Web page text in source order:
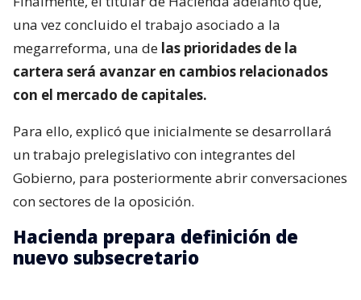
una vez concluido el trabajo asociado a la
megarreforma, una de las prioridades de la
cartera será avanzar en cambios relacionados
con el mercado de capitales.
Para ello, explicó que inicialmente se desarrollará
un trabajo prelegislativo con integrantes del
Gobierno, para posteriormente abrir conversaciones
con sectores de la oposición.
Hacienda prepara definición de
nuevo subsecretario